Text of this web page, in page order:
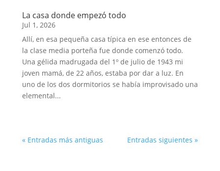
La casa donde empezó todo
Jul 1, 2026
Allí, en esa pequeña casa típica en ese entonces de
la clase media porteña fue donde comenzó todo.
Una gélida madrugada del 1º de julio de 1943 mi
joven mamá, de 22 años, estaba por dar a luz. En
uno de los dos dormitorios se había improvisado una
elemental...
« Entradas más antiguas Entradas siguientes »